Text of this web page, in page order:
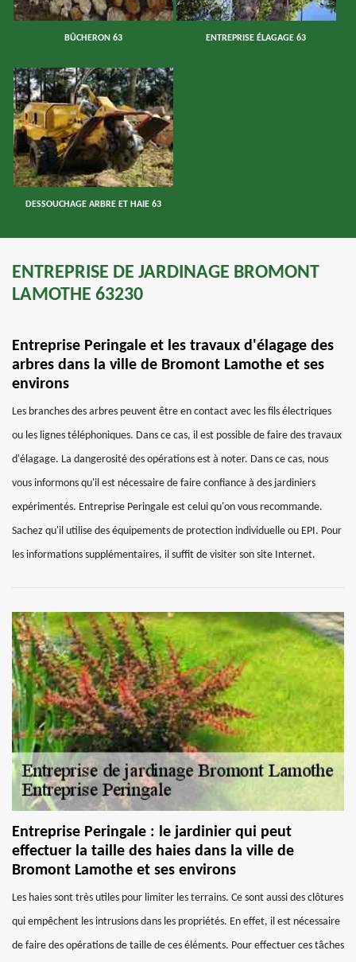
BÛCHERON 63 ENTREPRISE ÉLAGAGE 63
DESSOUCHAGE ARBRE ET HAIE 63
ENTREPRISE DE JARDINAGE BROMONT
LAMOTHE 63230
Entreprise Peringale et les travaux d'élagage des
arbres dans la ville de Bromont Lamothe et ses
environs
Les branches des arbres peuvent être en contact avec les fils électriques
ou les lignes téléphoniques. Dans ce cas, il est possible de faire des travaux
d'élagage. La dangerosité des opérations est à noter. Dans ce cas, nous
vous informons qu'il est nécessaire de faire confiance à des jardiniers
expérimentés. Entreprise Peringale est celui qu'on vous recommande.
Sachez qu'il utilise des équipements de protection individuelle ou EPI. Pour
les informations supplémentaires, il suffit de visiter son site Internet.
Entreprise Peringale : le jardinier qui peut
effectuer la taille des haies dans la ville de
Bromont Lamothe et ses environs
Les haies sont très utiles pour limiter les terrains. Ce sont aussi des clôtures
qui empêchent les intrusions dans les propriétés. En effet, il est nécessaire
de faire des opérations de taille de ces éléments. Pour effectuer ces tâches